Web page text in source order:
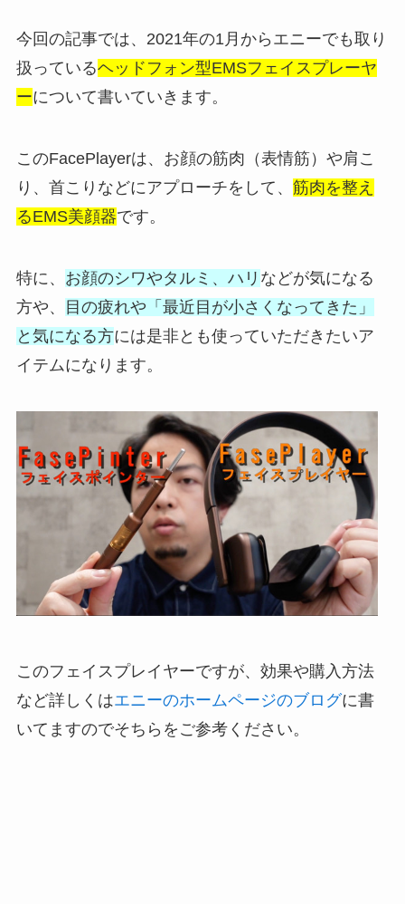
今回の記事では、2021年の1月からエニーでも取り
扱っているヘッドフォン型EMSフェイスプレーヤ
ーについて書いていきます。
このFacePlayerは、お顔の筋肉（表情筋）や肩こ
り、首こりなどにアプローチをして、 筋肉を整え
るEMS美顔器です。
特に、 お顔のシワやタルミ、ハリ などが気になる
方や、
目の疲れや「最近目が小さくなってきた」
と気になる方には是非とも使っていただきたいア
イテムになります。
このフェイスプレイヤーですが、効果や購入方法
など詳しくはエニーのホームページのブログに書
いてますのでそちらをご参考ください。